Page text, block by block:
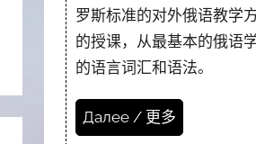
罗斯标准的对外俄语教学
的授课，从最基本的俄语
的语言词汇和语法。
Далее / 更多